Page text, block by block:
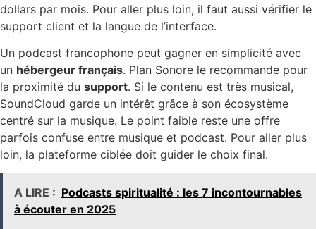
dollars par mois. Pour aller plus loin, il faut aussi vérifier le
support client et la langue de l’interface.
Un podcast francophone peut gagner en simplicité avec
un hébergeur français. Plan Sonore le recommande pour
la proximité du support. Si le contenu est très musical,
SoundCloud garde un intérêt grâce à son écosystème
centré sur la musique. Le point faible reste une offre
parfois confuse entre musique et podcast. Pour aller plus
loin, la plateforme ciblée doit guider le choix final.
A LIRE : Podcasts spiritualité : les 7 incontournables
à écouter en 2025